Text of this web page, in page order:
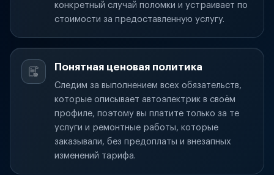
конкретный случай поломки и устраивает по
стоимости за предоставленную услугу.
Понятная ценовая политика
Следим за выполнением всех обязательств,
которые описывает автоэлектрик в своём
профиле, поэтому вы платите только за те
услуги и ремонтные работы, которые
заказывали, без предоплаты и внезапных
изменений тарифа.